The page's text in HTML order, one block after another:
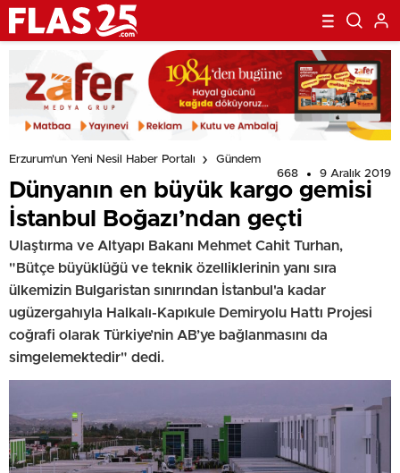
Erzurum'un Yeni Nesil Haber Portalı
Gündem
668
9 Aralık 2019
Dünyanın en büyük kargo gemisi
İstanbul Boğazı’ndan geçti
Ulaştırma ve Altyapı Bakanı Mehmet Cahit Turhan,
"Bütçe büyüklüğü ve teknik özelliklerinin yanı sıra
ülkemizin Bulgaristan sınırından İstanbul'a kadar
ugüzergahıyla Halkalı-Kapıkule Demiryolu Hattı Projesi
coğrafi olarak Türkiye’nin AB’ye bağlanmasını da
simgelemektedir" dedi.